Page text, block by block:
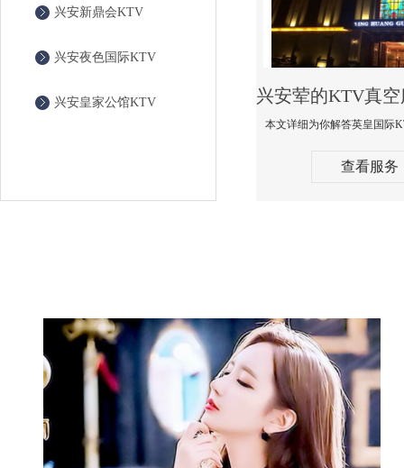
兴安新鼎会KTV
兴安夜色国际KTV
兴安皇家公馆KTV
查看服务